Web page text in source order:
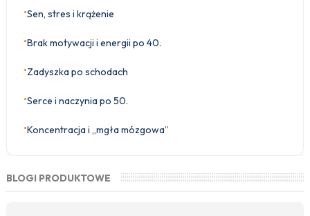
•Sen, stres i krążenie
•Brak motywacji i energii po 40.
•Zadyszka po schodach
•Serce i naczynia po 50.
•Koncentracja i „mgła mózgowa”
BLOGI PRODUKTOWE